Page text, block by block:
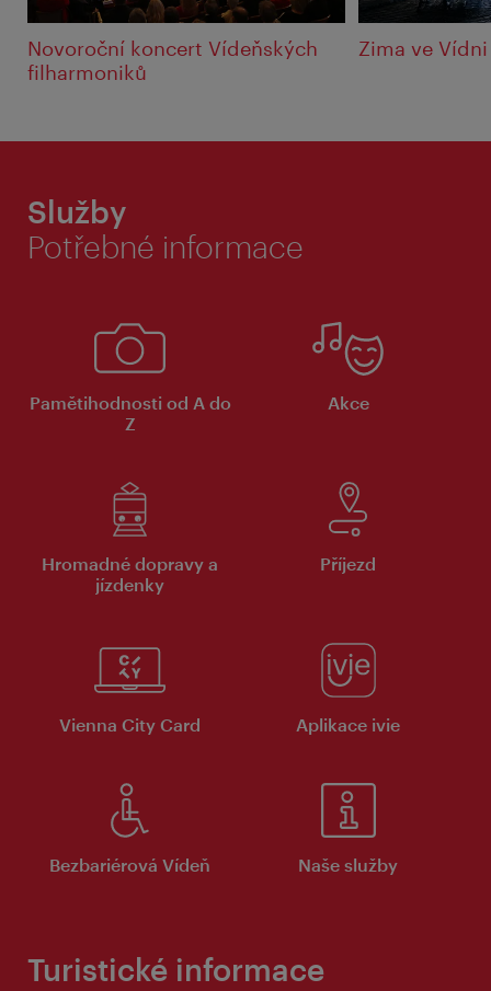
Novoroční koncert Vídeňských
filharmoniků
Zima ve Vídni
Služby
Potřebné informace
Pamětihodnosti od A do
Z
Akce
Hromadné dopravy a
jízdenky
Příjezd
Vienna City Card Aplikace ivie
Bezbariérová Vídeň Naše služby
Turistické informace